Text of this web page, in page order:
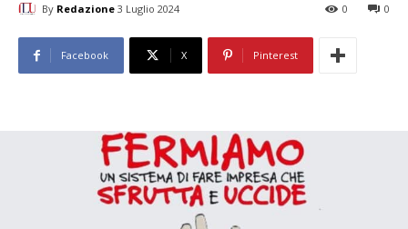
By Redazione 3 Luglio 2024 0
0
Facebook X Pinterest